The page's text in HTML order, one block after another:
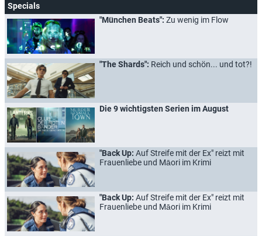
Specials
"München Beats": Zu wenig im Flow
"The Shards": Reich und schön... und tot?!
Die 9 wichtigsten Serien im August
"Back Up: Auf Streife mit der Ex" reizt mit
Frauenliebe und Māori im Krimi
"Back Up: Auf Streife mit der Ex" reizt mit
Frauenliebe und Māori im Krimi